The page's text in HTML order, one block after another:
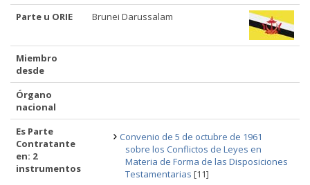
Parte u ORIE Brunei Darussalam
Miembro
desde
Órgano
nacional
Es Parte
Contratante
en: 2
instrumentos
Convenio de 5 de octubre de 1961
sobre los Conflictos de Leyes en
Materia de Forma de las Disposiciones
Testamentarias [11]